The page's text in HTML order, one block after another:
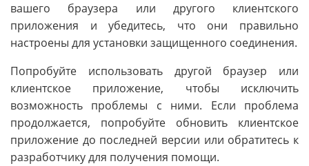
вашего браузера или другого клиентского
приложения и убедитесь, что они правильно
настроены для установки защищенного соединения.
Попробуйте использовать другой браузер или
клиентское приложение, чтобы исключить
возможность проблемы с ними. Если проблема
продолжается, попробуйте обновить клиентское
приложение до последней версии или обратитесь к
разработчику для получения помощи.